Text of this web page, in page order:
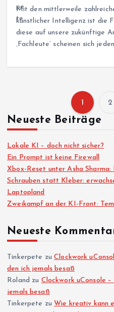
Mit den mittlerweile
künstlicher Intelligenz ist die
diese auf unsere zukünftige
‚Fachleute‘ scheinen sich
1 2
Neueste Beiträge
Lokale KI – doch nicht sicher?
Ein Prompt ist keine Firewall
Xbox-Reset unter Asha Sharma:
Schrauben statt Kleber:
Laptopland
Zweikampf an der KI-Front:
Neueste
Tinkerpete zuClockwork
den ich jemals besaß
Roland zu Clockwork uConsole
jemals besaß
Tinkerpete zu Wie kreativ kann